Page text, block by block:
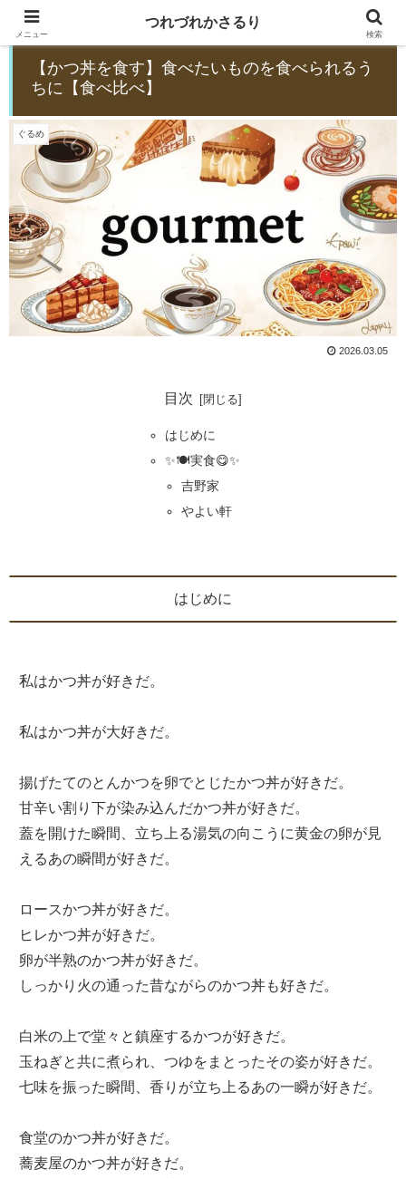
【かつ丼を食す】食べたいものを食べられるう
ちに【食べ比べ】
ぐるめ
2026.03.05
目次
はじめに
✨🍽️実食😋✨
吉野家
やよい軒
はじめに
私はかつ丼が好きだ。
私はかつ丼が大好きだ。
揚げたてのとんかつを卵でとじたかつ丼が好きだ。
甘辛い割り下が染み込んだかつ丼が好きだ。
蓋を開けた瞬間、立ち上る湯気の向こうに黄金の卵が見
えるあの瞬間が好きだ。
ロースかつ丼が好きだ。
ヒレかつ丼が好きだ。
卵が半熟のかつ丼が好きだ。
しっかり火の通った昔ながらのかつ丼も好きだ。
白米の上で堂々と鎮座するかつが好きだ。
玉ねぎと共に煮られ、つゆをまとったその姿が好きだ。
七味を振った瞬間、香りが立ち上るあの一瞬が好きだ。
食堂のかつ丼が好きだ。
蕎麦屋のかつ丼が好きだ。
メニュー
つれづれかさるり
検索